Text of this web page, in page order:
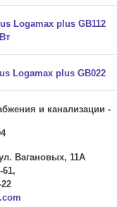
Logamax plus GB112
Logamax plus GB022
и канализации -
Вагановых, 11А
61,